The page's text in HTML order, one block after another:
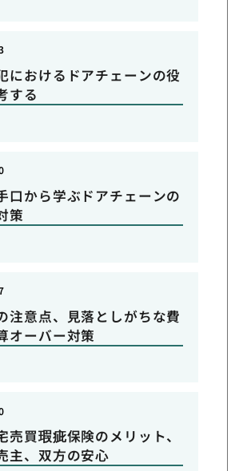
におけるドアチェーンの役
する
口から学ぶドアチェーンの
策
注意点、見落としがちな費
オーバー対策
売買瑕疵保険のメリット、
主、双方の安心